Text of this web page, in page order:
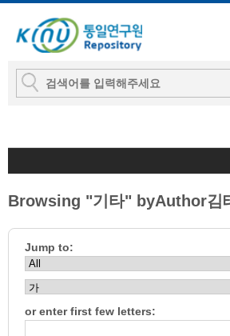
Browsing "기타" byAuthor김
Jump to:
or enter first few letters: